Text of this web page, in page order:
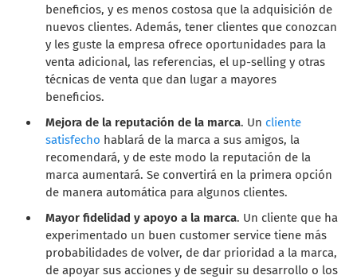
beneficios, y es menos costosa que la adquisición de
nuevos clientes. Además, tener clientes que conozcan
y les guste la empresa ofrece oportunidades para la
venta adicional, las referencias, el up-selling y otras
técnicas de venta que dan lugar a mayores
beneficios.
Mejora de la reputación de la marca. Un cliente
satisfecho hablará de la marca a sus amigos, la
recomendará, y de este modo la reputación de la
marca aumentará. Se convertirá en la primera opción
de manera automática para algunos clientes.
Mayor fidelidad y apoyo a la marca. Un cliente que ha
experimentado un buen customer service tiene más
probabilidades de volver, de dar prioridad a la marca,
de apoyar sus acciones y de seguir su desarrollo o los